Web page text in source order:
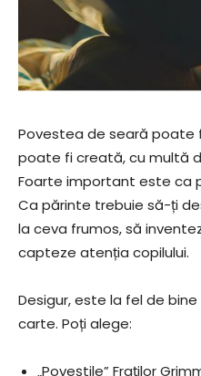
Povestea de seară
poate fi creată, cu multă
Foarte important este ca
Ca părinte trebuie să-ți
la ceva frumos, să
capteze atenția copilului.
Desigur, este la fel de
carte. Poți alege:
„Poveștile” Fraților